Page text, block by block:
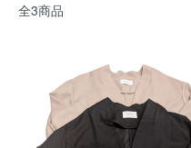
全3商品